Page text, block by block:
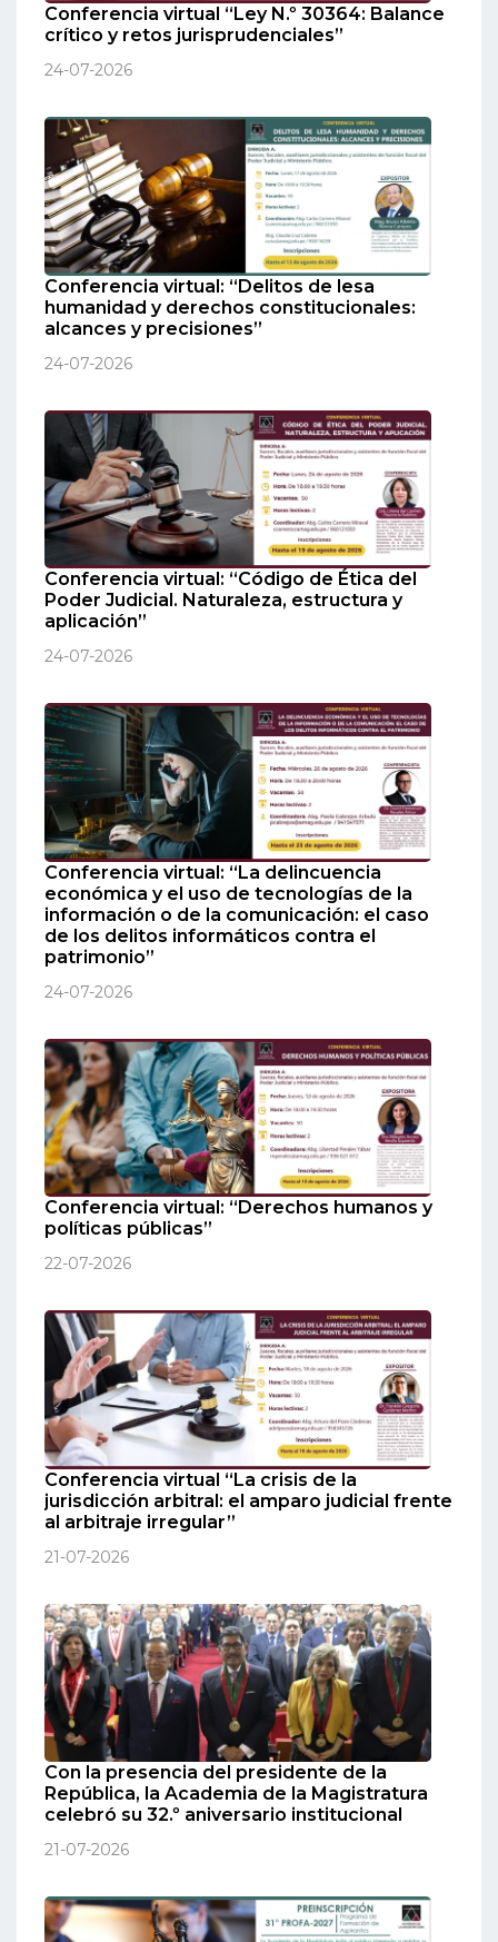
Conferencia virtual “Ley N.º 30364: Balance
crítico y retos jurisprudenciales”
24-07-2026
Conferencia virtual: “Delitos de lesa
humanidad y derechos constitucionales:
alcances y precisiones”
24-07-2026
Conferencia virtual: “Código de Ética del
Poder Judicial. Naturaleza, estructura y
aplicación”
24-07-2026
Conferencia virtual: “La delincuencia
económica y el uso de tecnologías de la
información o de la comunicación: el caso
de los delitos informáticos contra el
patrimonio”
24-07-2026
Conferencia virtual: “Derechos humanos y
políticas públicas”
22-07-2026
Conferencia virtual “La crisis de la
jurisdicción arbitral: el amparo judicial frente
al arbitraje irregular”
21-07-2026
Con la presencia del presidente de la
República, la Academia de la Magistratura
celebró su 32.º aniversario institucional
21-07-2026